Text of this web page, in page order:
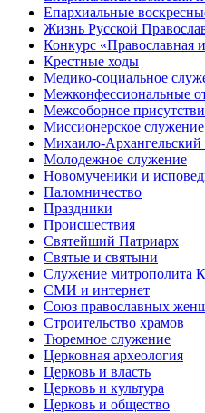
Епархиальные
Жизнь Русской
Конкурс «Православная
Крестные ходы
Медико-социальное
Межконфессиональные
Межсоборное
Миссионерское служение
Михаило-Архангельский
Молодежное служение
Новомученики и
Паломничество
Праздники
Происшествия
Святейший Патриарх
Святые и святыни
Служение митрополита
СМИ и интернет
Союз православных
Строительство храмов
Тюремное служение
Церковная археология
Церковь и власть
Церковь и культура
Церковь и общество